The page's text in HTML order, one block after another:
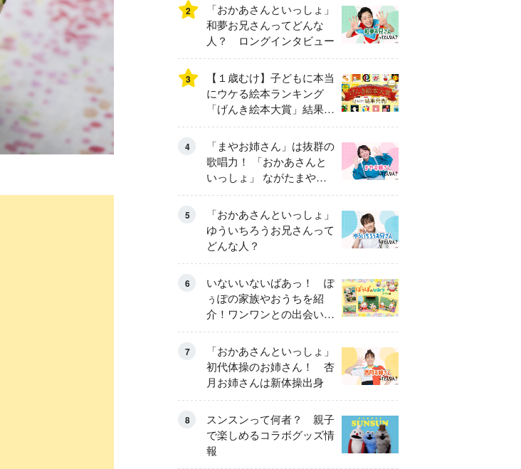
2
「おかあさんといっしょ」
和夢お兄さんってどんな
人？ ロングインタビュー
3
【１歳むけ】子どもに本当
にウケる絵本ランキング
「げんき絵本大賞」結果発
表
4
「まやお姉さん」は抜群の
歌唱力！ 「おかあさんと
いっしょ」 ながたまやさ
んってどんな人？
5
「おかあさんといっしょ」
ゆういちろうお兄さんって
どんな人？
6
いないいないばあっ！ ぽ
ぅぽの家族やおうちを紹
介！ワンワンとの出会いの
瞬間も
7
「おかあさんといっしょ」
初代体操のお姉さん！ 杏
月お姉さんは新体操出身
8
スンスンって何者？ 親子
で楽しめるコラボグッズ情
報